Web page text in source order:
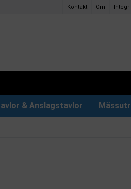
Kontakt Om
& Anslagstavlor